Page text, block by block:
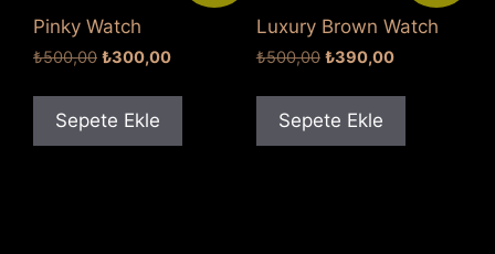
Pinky Watch
₺500,00 Orijinal
₺500,00.
₺300,00Şu
fiyat:
Sepete Ekle
Luxury Brown Watch
₺500,00 Orijinal
₺500,00.
₺390,00Şu
fiyat:
Sepete Ekle